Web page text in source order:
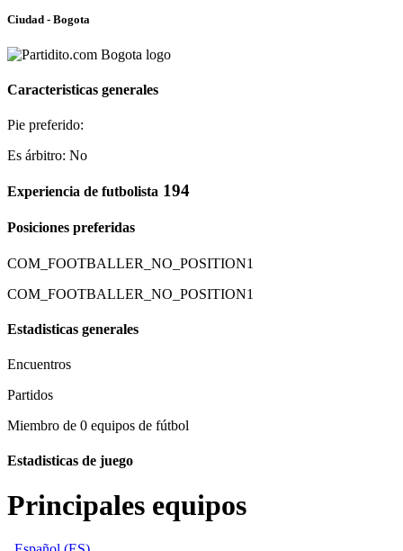
Ciudad - Bogota
Caracteristicas generales
Pie preferido:
Es árbitro: No
Experiencia de futbolista 194
Posiciones preferidas
COM_FOOTBALLER_NO_POSITION1
COM_FOOTBALLER_NO_POSITION1
Estadisticas generales
Encuentros
Partidos
Miembro de 0 equipos de fútbol
Estadisticas de juego
Principales equipos